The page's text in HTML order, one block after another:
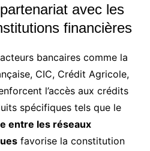
avec les
financières
bancaires comme la
CIC, Crédit Agricole,
l’accès aux crédits
spécifiques tels que le
entre les réseaux
favorise la constitution